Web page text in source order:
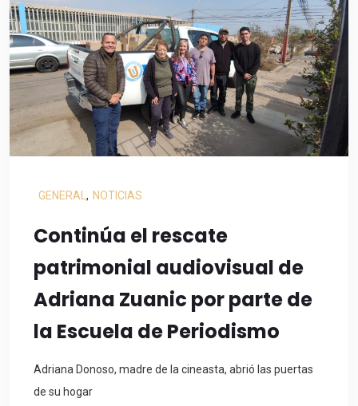
GENERAL , NOTICIAS
Continúa el rescate
patrimonial audiovisual de
Adriana Zuanic por parte de
la Escuela de Periodismo
Adriana Donoso, madre de la cineasta, abrió las puertas
de su hogar